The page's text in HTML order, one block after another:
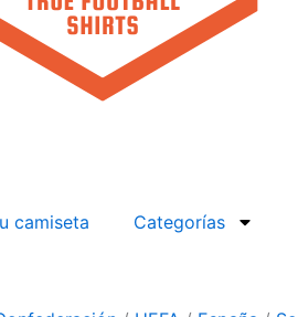
camiseta Categorías